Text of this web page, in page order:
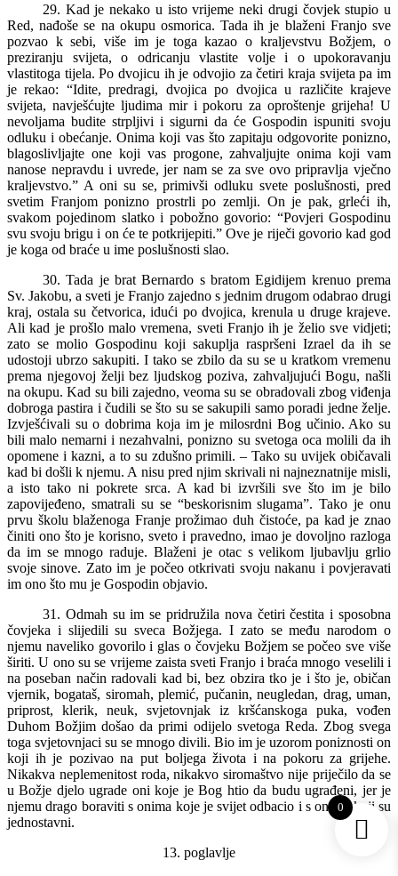
29. Kad je nekako u isto vrijeme neki drugi čovjek stupio u
Red, nađoše se na okupu osmorica. Tada ih je blaženi Franjo sve
pozvao k sebi, više im je toga kazao o kraljevstvu Božjem, o
preziranju svijeta, o odricanju vlastite volje i o upokoravanju
vlastitoga tijela. Po dvojicu ih je odvojio za četiri kraja svijeta pa im
je rekao: “Idite, predragi, dvojica po dvojica u različite krajeve
svijeta, navješćujte ljudima mir i pokoru za oproštenje grijeha! U
nevoljama budite strpljivi i sigurni da će Gospodin ispuniti svoju
odluku i obećanje. Onima koji vas što zapitaju odgovorite ponizno,
blagoslivljajte one koji vas progone, zahvaljujte onima koji vam
nanose nepravdu i uvrede, jer nam se za sve ovo pripravlja vječno
kraljevstvo.” A oni su se, primivši odluku svete poslušnosti, pred
svetim Franjom ponizno prostrli po zemlji. On je pak, grleći ih,
svakom pojedinom slatko i pobožno govorio: “Povjeri Gospodinu
svu svoju brigu i on će te potkrijepiti.” Ove je riječi govorio kad god
je koga od braće u ime poslušnosti slao.
30. Tada je brat Bernardo s bratom Egidijem krenuo prema
Sv. Jakobu, a sveti je Franjo zajedno s jednim drugom odabrao drugi
kraj, ostala su četvorica, idući po dvojica, krenula u druge krajeve.
Ali kad je prošlo malo vremena, sveti Franjo ih je želio sve vidjeti;
zato se molio Gospodinu koji sakuplja raspršeni Izrael da ih se
udostoji ubrzo sakupiti. I tako se zbilo da su se u kratkom vremenu
prema njegovoj želji bez ljudskog poziva, zahvaljujući Bogu, našli
na okupu. Kad su bili zajedno, veoma su se obradovali zbog viđenja
dobroga pastira i čudili se što su se sakupili samo poradi jedne želje.
Izvješćivali su o dobrima koja im je milosrdni Bog učinio. Ako su
bili malo nemarni i nezahvalni, ponizno su svetoga oca molili da ih
opomene i kazni, a to su zdušno primili. – Tako su uvijek običavali
kad bi došli k njemu. A nisu pred njim skrivali ni najneznatnije misli,
a isto tako ni pokrete srca. A kad bi izvršili sve što im je bilo
zapovijeđeno, smatrali su se “beskorisnim slugama”. Tako je onu
prvu školu blaženoga Franje prožimao duh čistoće, pa kad je znao
činiti ono što je korisno, sveto i pravedno, imao je dovoljno razloga
da im se mnogo raduje. Blaženi je otac s velikom ljubavlju grlio
svoje sinove. Zato im je počeo otkrivati svoju nakanu i povjeravati
im ono što mu je Gospodin objavio.
31. Odmah su im se pridružila nova četiri čestita i sposobna
čovjeka i slijedili su sveca Božjega. I zato se među narodom o
njemu naveliko govorilo i glas o čovjeku Božjem se počeo sve više
širiti. U ono su se vrijeme zaista sveti Franjo i braća mnogo veselili i
na poseban način radovali kad bi, bez obzira tko je i što je, običan
vjernik, bogataš, siromah, plemić, pučanin, neugledan, drag, uman,
priprost, klerik, neuk, svjetovnjak iz kršćanskoga puka, vođen
Duhom Božjim došao da primi odijelo svetoga Reda. Zbog svega
toga svjetovnjaci su se mnogo divili. Bio im je uzorom poniznosti on
koji ih je pozivao na put boljega života i na pokoru za grijehe.
Nikakva neplemenitost roda, nikakvo siromaštvo nije priječilo da se
u Božje djelo ugrade oni koje je Bog htio da budu ugrađeni, jer je
njemu drago boraviti s onima koje je svijet odbacio i s onima koji su
jednostavni.
13. poglavlje
0